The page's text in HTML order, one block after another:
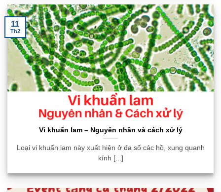
Vi khuẩn lam – Nguyên nhân và cách xử lý
Loại vi khuẩn lam này xuất hiện ở đa số các hồ, xung quanh
kính [...]
11
Th2